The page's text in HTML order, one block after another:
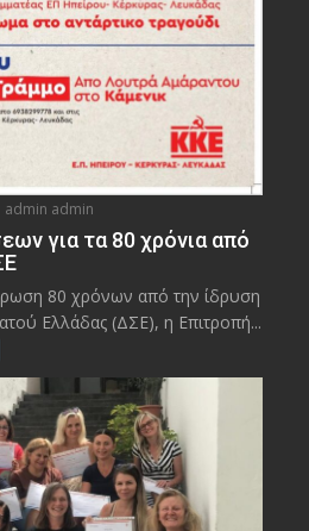
admin admin
για τα 80 χρόνια από
80 χρόνων από την ίδρυση
Ελλάδας (ΔΣΕ), η Επιτροπή...